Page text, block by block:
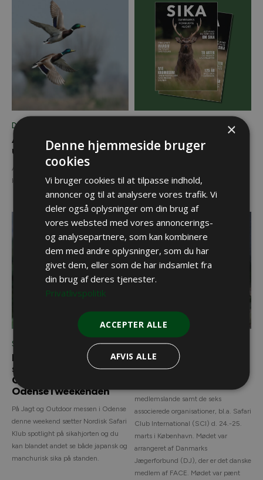
DANSK JAGT
Andejagt og
udsætninger
Andedamme anlagt til jagt er en
kæmpe gevinst for biodiversiteten.
JAGT, Vildt & Våben
kæmper for Sikaen
alle de mange underarter og
argumenterne for, hvorfor den skal
forblive i Danmark.
Sikajagt
En sika er ikke bare en sika
se forskellen på Jagt &
Outdoor messen i
Odense i weekenden
På Jagt og Outdoor messen i Odense
denne weekend sætter Nordisk Safari
Klub spotlight på sikahjorten og du
kan blandet andet se både japansk og
manchurisk sika på standen.
Sikajagt
FACE møde men sika var
ikke på dagsordenen!
medlemslande samt de seks
associerede organisationer, bl.a. Safari
Club International (SCI) d. 24.-25.
marts i København. Mødet var
arrangeret af Danmarks
Jægerforbund (DJ), der er det danske
medlem af FACE. Mødet var pænt
×
Denne hjemmeside bruger
cookies
Vi bruger cookies til at tilpasse indhold,
annoncer og til at analysere vores trafik. Vi
deler også oplysninger om din brug af
vores websted med vores annoncerings-
og analysepartnere, som kan kombinere
dem med andre oplysninger, som du har
givet dem, eller som de har indsamlet fra
din brug af deres tjenester.
Privatlivspolitik
ACCEPTER ALLE
AFVIS ALLE